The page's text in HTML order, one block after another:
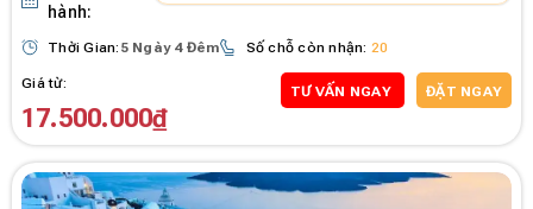
hành:
Thời Gian: 5 Ngày 4 Đêm Số chỗ còn nhận: 20
Giá từ:
17.500.000₫
TƯ VẤN NGAY ĐẶT NGAY